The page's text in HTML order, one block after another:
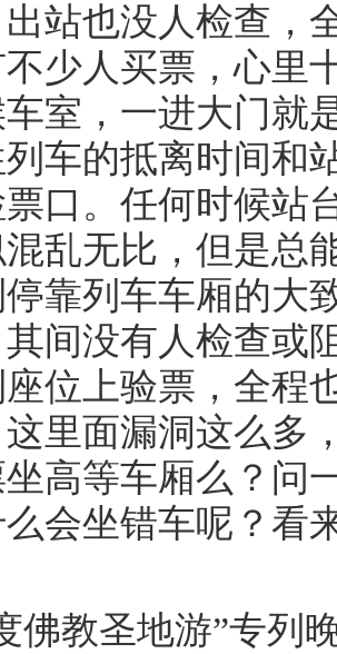
站也没人检查，
少人买票，心里
室，一进大门就
车的抵离时间和
口。任何时候站
乱无比，但是总
靠列车车厢的大
间没有人检查或
位上验票，全程
里面漏洞这么多
高等车厢么？问
会坐错车呢？看
教圣地游”专列晚